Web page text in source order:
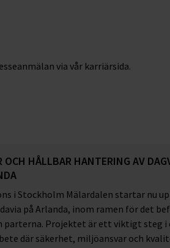
via vår karriärsida.
OCH HÅLLBAR HANTERING AV
i Stockholm Mälardalen startar nu
på Arlanda, inom ramen för det
parterna. Projektet är ett viktigt steg
där säkerhet, miljöansvar och